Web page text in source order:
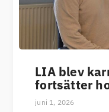
LIA blev
fortsätter
juni 1, 2026